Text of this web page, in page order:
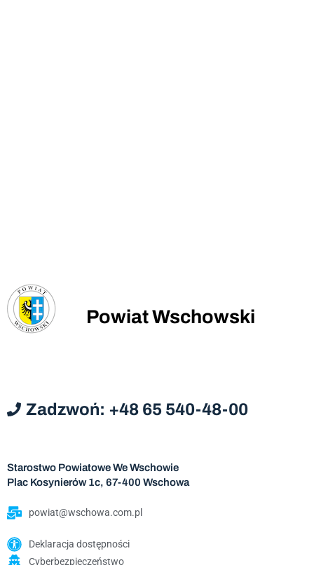
Powiat Wschowski
Zadzwoń: +48 65 540-48-00
Starostwo Powiatowe We Wschowie
Plac Kosynierów 1c, 67-400 Wschowa
powiat@wschowa.com.pl
Deklaracja dostępności
Cyberbezpieczeństwo